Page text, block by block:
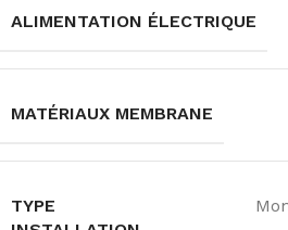
ALIMENTATION ÉLECTRIQUE
MATÉRIAUX MEMBRANE
TYPE